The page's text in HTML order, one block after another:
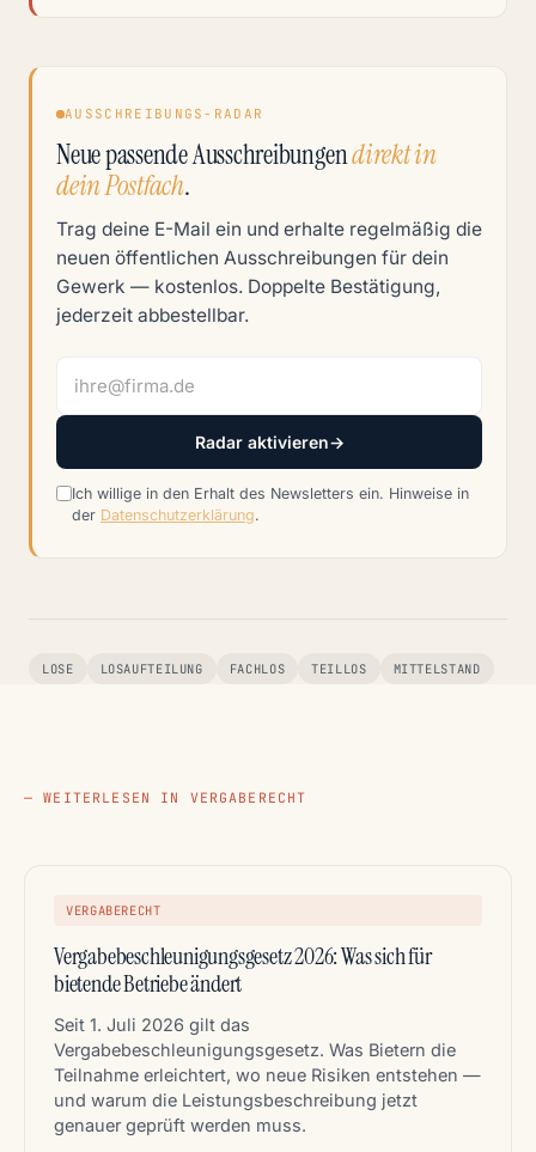
AUSSCHREIBUNGS-RADAR
Neue passende Ausschreibungendirekt in
dein Postfach.
Trag deine E-Mail ein und erhalte regelmäßig die
neuen öffentlichen Ausschreibungen für dein
Gewerk — kostenlos. Doppelte Bestätigung,
jederzeit abbestellbar.
Radar aktivieren→
Ich willige in den Erhalt des Newsletters ein. Hinweise in
der Datenschutzerklärung.
LOSE LOSAUFTEILUNG FACHLOS TEILLOS MITTELSTAND
— WEITERLESEN IN VERGABERECHT
VERGABERECHT
Vergabebeschleunigungsgesetz 2026: Was sich für
bietende Betriebe ändert
Seit 1. Juli 2026 gilt das
Vergabebeschleunigungsgesetz. Was Bietern die
Teilnahme erleichtert, wo neue Risiken entstehen —
und warum die Leistungsbeschreibung jetzt
genauer geprüft werden muss.